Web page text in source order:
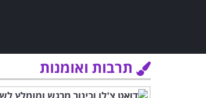
תרבות ואומנות